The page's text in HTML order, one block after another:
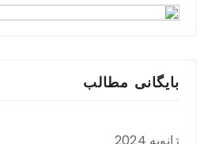
بایگانی مطالب